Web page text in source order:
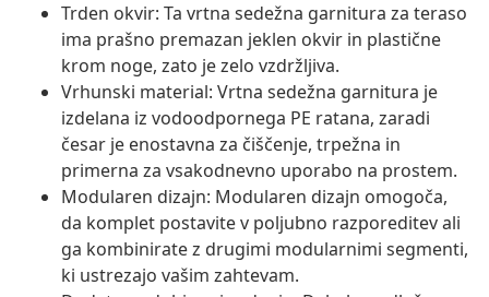
Trden okvir: Ta vrtna sedežna garnitura za teraso
ima prašno premazan jeklen okvir in plastične
krom noge, zato je zelo vzdržljiva.
Vrhunski material: Vrtna sedežna garnitura je
izdelana iz vodoodpornega PE ratana, zaradi
česar je enostavna za čiščenje, trpežna in
primerna za vsakodnevno uporabo na prostem.
Modularen dizajn: Modularen dizajn omogoča,
da komplet postavite v poljubno razporeditev ali
ga kombinirate z drugimi modularnimi segmenti,
ki ustrezajo vašim zahtevam.